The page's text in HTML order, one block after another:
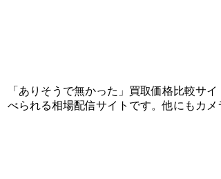
「ありそうで無かった」買取価格比較サ
べられる相場配信サイトです。他にもカ